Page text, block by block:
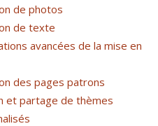
de photos
de texte
avancées de la mise en
des pages patrons
et partage de thèmes